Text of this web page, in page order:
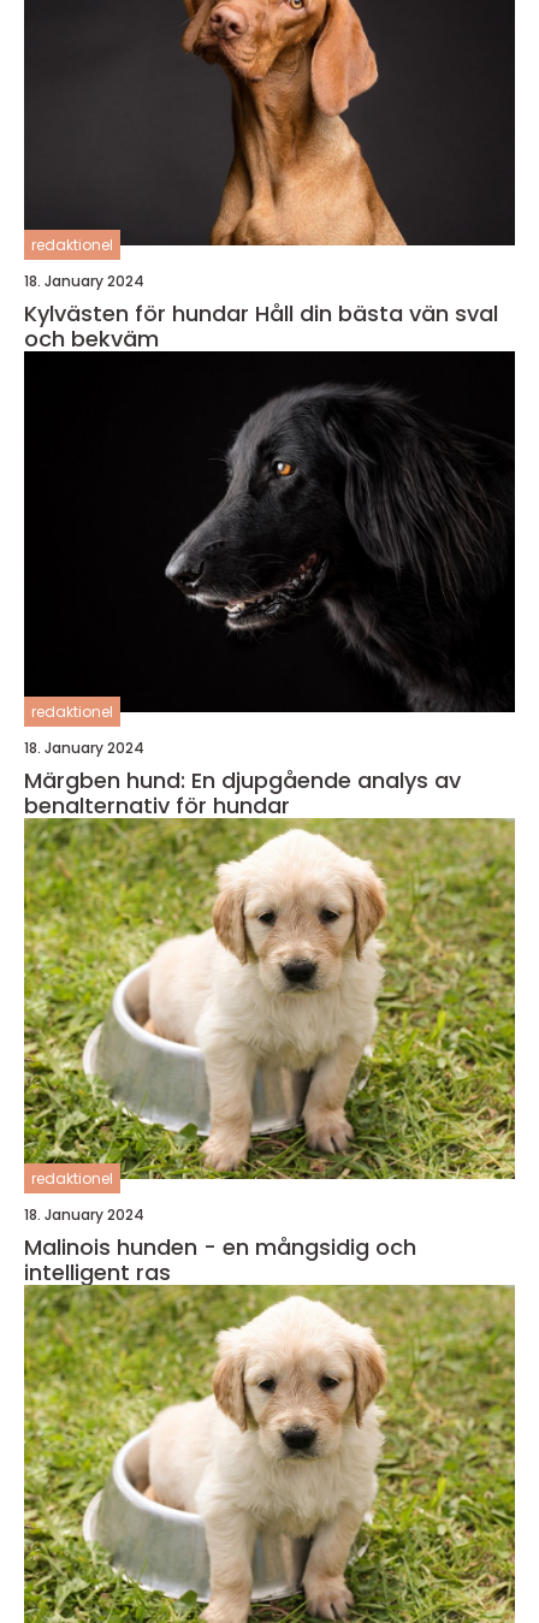
redaktionel
18. January 2024
Kylvästen för hundar Håll din bästa vän sval
och bekväm
redaktionel
18. January 2024
Märgben hund: En djupgående analys av
benalternativ för hundar
redaktionel
18. January 2024
Malinois hunden - en mångsidig och
intelligent ras